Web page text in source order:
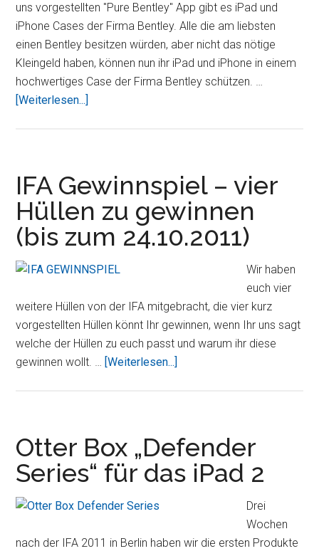
uns vorgestellten "Pure Bentley" App gibt es iPad und
iPhone Cases der Firma Bentley. Alle die am liebsten
einen Bentley besitzen würden, aber nicht das nötige
Kleingeld haben, können nun ihr iPad und iPhone in einem
hochwertiges Case der Firma Bentley schützen. …
[Weiterlesen...]
Autos,
wir
haben
die
Cases
für
und
iPhone
getestet
IFA Gewinnspiel – vier
Hüllen zu gewinnen
(bis zum 24.10.2011)
Wir haben
euch vier
weitere Hüllen von der IFA mitgebracht, die vier kurz
vorgestellten Hüllen könnt Ihr gewinnen, wenn Ihr uns sagt
welche der Hüllen zu euch passt und warum ihr diese
gewinnen wollt. … [Weiterlesen...]
Hüllen
zu
gewinnen
Otter Box „Defender
Series“ für das iPad 2
Drei
Wochen
nach der IFA 2011 in Berlin haben wir die ersten Produkte